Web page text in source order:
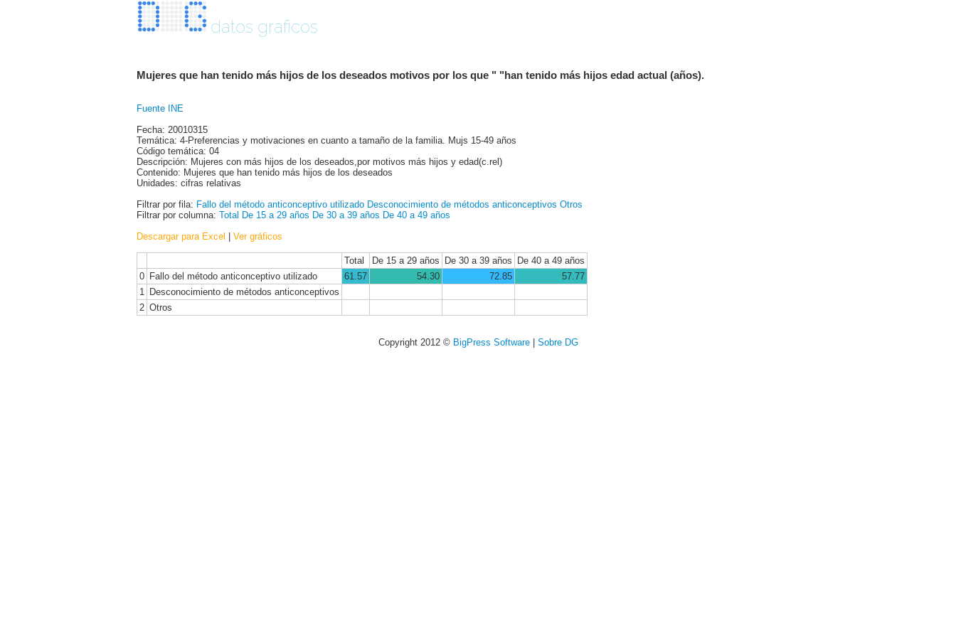
datos graficos
Mujeres que han tenido más hijos de los deseados motivos por los que " "han tenido más hijos edad actual (años).
Fuente INE
Fecha: 20010315
Temática: 4-Preferencias y motivaciones en cuanto a tamaño de la familia. Mujs 15-49 años
Código temática: 04
Descripción: Mujeres con más hijos de los deseados,por motivos más hijos y edad(c.rel)
Contenido: Mujeres que han tenido más hijos de los deseados
Unidades: cifras relativas
Filtrar por fila: Fallo del método anticonceptivo utilizado Desconocimiento de métodos anticonceptivos Otros
Filtrar por columna: Total De 15 a 29 años De 30 a 39 años De 40 a 49 años
Descargar para Excel | Ver gráficos
Total De 15 a 29 años De 30 a 39 años De 40 a 49 años
0 Fallo del método anticonceptivo utilizado 61.57 54.30 72.85
57.77
1
Desconocimiento de métodos anticonceptivos
2 Otros
Copyright 2012 © BigPress Software| Sobre DG